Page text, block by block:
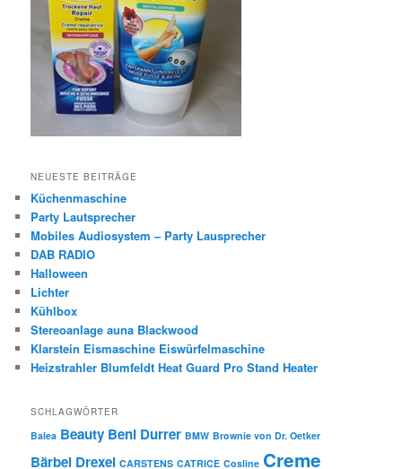
NEUESTE BEITRÄGE
Küchenmaschine
Party Lautsprecher
Mobiles Audiosystem – Party Lausprecher
DAB RADIO
Halloween
Lichter
Kühlbox
Stereoanlage auna Blackwood
Klarstein Eismaschine Eiswürfelmaschine
Heizstrahler Blumfeldt Heat Guard Pro Stand Heater
SCHLAGWÖRTER
Balea Beauty Beni Durrer BMW Brownie von Dr. Oetker
Bärbel Drexel CARSTENS CATRICE Cosline Creme